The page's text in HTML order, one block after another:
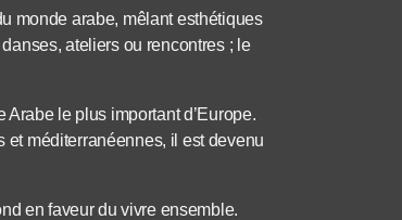
monde arabe, mêlant esthétiques
ateliers ou rencontres ; le
le plus important d’Europe.
et méditerranéennes, il est devenu
en faveur du vivre ensemble.